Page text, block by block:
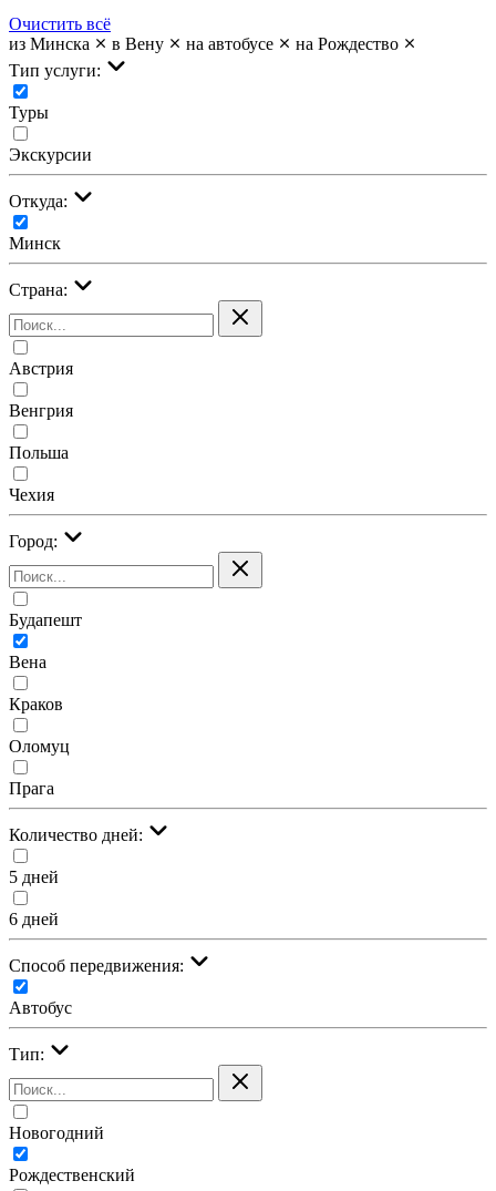
Очистить всё
из Минска
в Вену на автобусе
на Рождество
Тип услуги:
Туры
Экскурсии
Откуда:
Минск
Страна:
Австрия
Венгрия
Польша
Чехия
Город:
Будапешт
Вена
Краков
Оломуц
Прага
Количество дней:
5 дней
6 дней
Cпособ передвижения:
Автобус
Тип:
Новогодний
Рождественский